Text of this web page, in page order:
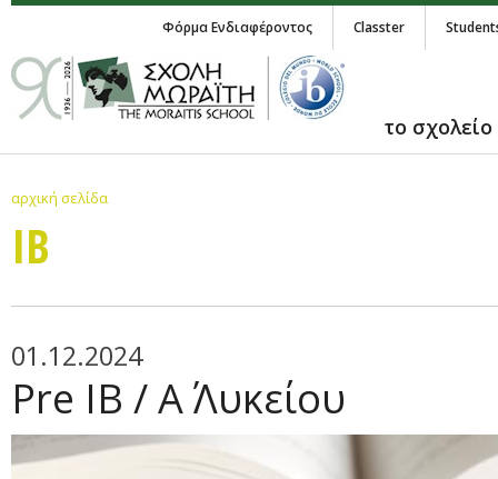
Φόρμα Ενδιαφέροντος Classter
το σχολείο
αρχική σελίδα
IB
01.12.2024
Pre ΙΒ / Α΄ Λυκείου